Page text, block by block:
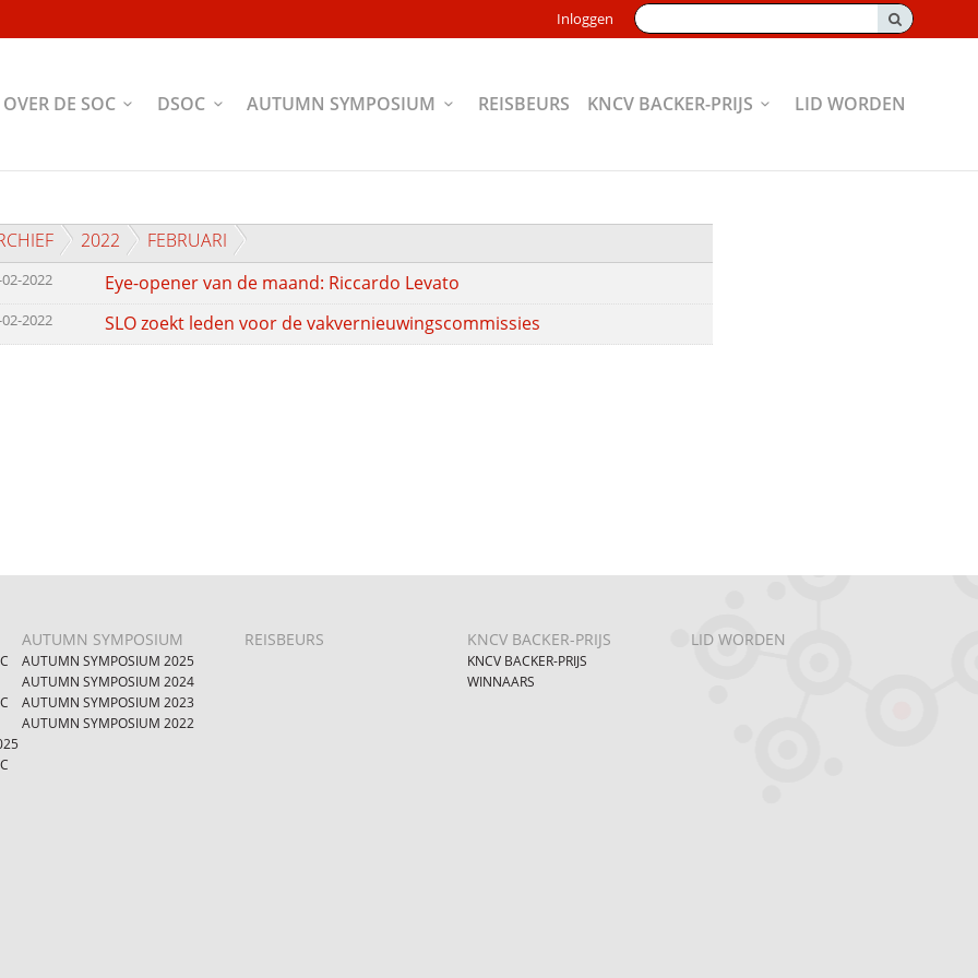
Zoeken:
Inloggen
OVER DE SOC DSOC AUTUMN SYMPOSIUM REISBEURS KNCV BACKER-PRIJS LID WORDEN
2022 FEBRUARI
2022 Eye-opener van de maand: Riccardo Levato
2022 SLO zoekt leden voor de vakvernieuwingscommissies
AUTUMN SYMPOSIUM
AUTUMN SYMPOSIUM 2025
AUTUMN SYMPOSIUM 2024
AUTUMN SYMPOSIUM 2023
AUTUMN SYMPOSIUM 2022
REISBEURS KNCV BACKER-PRIJS
KNCV BACKER-PRIJS
WINNAARS
LID WORDEN